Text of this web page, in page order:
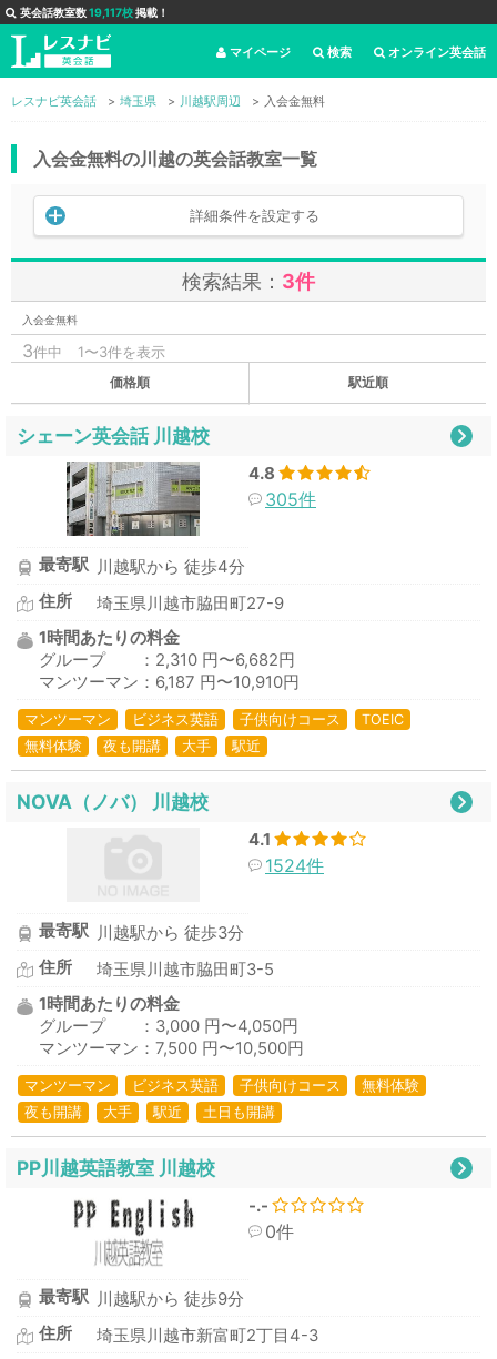
英会話教室数19,117校掲載！
オンライン英会話
検索
マイページ
レスナビ英会話 埼玉県 川越駅周辺 入会金無料
入会金無料の川越の英会話教室一覧
詳細条件を設定する
検索結果： 3件
入会金無料
3件中 1〜3件を表示
価格順 駅近順
シェーン英会話 川越校
4.8
305件
最寄駅 川越駅から 徒歩4分
住所
埼玉県川越市脇田町27-9
1時間あたりの料金
グループ ：2,310 円〜6,682円
マンツーマン：6,187 円〜10,910円
マンツーマン ビジネス英語 子供向けコース
TOEIC
無料体験
夜も開講 大手 駅近
NOVA（ノバ） 川越校
4.1
1524件
最寄駅 川越駅から 徒歩3分
住所
埼玉県川越市脇田町3-5
1時間あたりの料金
グループ ：3,000 円〜4,050円
マンツーマン：7,500 円〜10,500円
マンツーマン ビジネス英語 子供向けコース
無料体験
夜も開講
大手 駅近 土日も開講
PP川越英語教室 川越校
-.-
0件
最寄駅 川越駅から 徒歩9分
住所
埼玉県川越市新富町2丁目4-3